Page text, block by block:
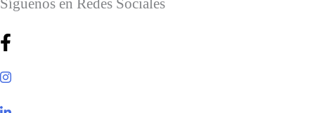
Síguenos en Redes Sociales